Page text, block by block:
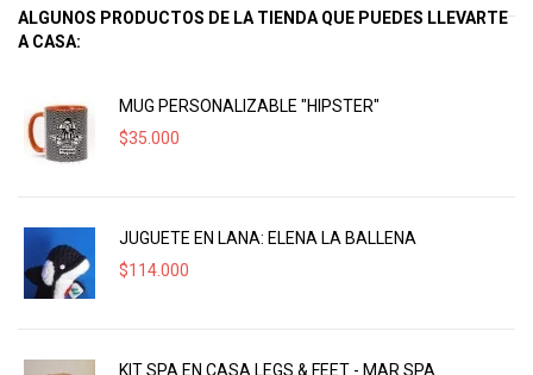
ALGUNOS PRODUCTOS DE LA TIENDA QUE PUEDES LLEVARTE
A CASA:
MUG PERSONALIZABLE "HIPSTER"
$35.000
JUGUETE EN LANA: ELENA LA BALLENA
$114.000
KIT SPA EN CASA LEGS & FEET - MAR SPA